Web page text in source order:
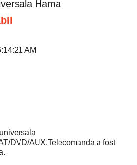
Hama
AM
DVD/AUX.Telecomanda a fost